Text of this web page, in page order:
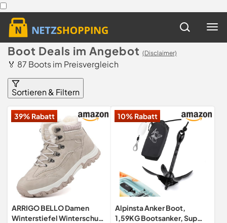
Boot Deals im Angebot (Disclaimer)
🏅 87 Boots im Preisvergleich
Sortieren & Filtern
39% Rabatt
ARRIGO BELLO Damen
Winterstiefel Winterschuhe
10% Rabatt
Alpinsta Anker Boot,
1,59KG Bootsanker, Sup